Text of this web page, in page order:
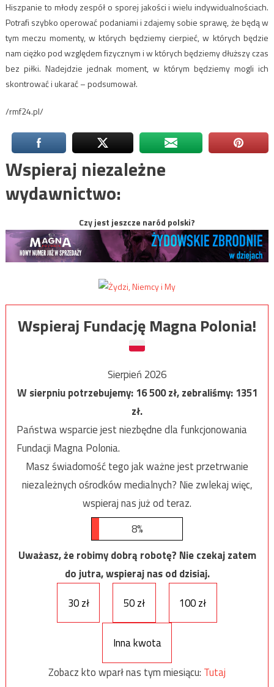
Hiszpanie to młody zespół o sporej jakości i wielu indywidualnościach.
Potrafi szybko operować podaniami i zdajemy sobie sprawę, że będą w
tym meczu momenty, w których będziemy cierpieć, w których będzie
nam ciężko pod względem fizycznym i w których będziemy dłuższy czas
bez piłki. Nadejdzie jednak moment, w którym będziemy mogli ich
skontrować i ukarać – podsumował.
/rmf24.pl/
Wspieraj niezależne
wydawnictwo:
Czy jest jeszcze naród polski?
Wspieraj Fundację Magna Polonia!
Sierpień 2026
W sierpniu potrzebujemy:16 500zł, zebraliśmy:1351
zł.
Państwa wsparcie jest niezbędne dla funkcjonowania
Fundacji Magna Polonia.
Masz świadomość tego jak ważne jest przetrwanie
niezależnych ośrodków medialnych? Nie zwlekaj więc,
wspieraj nas już od teraz.
8%
Uważasz, że robimy dobrą robotę? Nie czekaj zatem
do jutra, wspieraj nas od dzisiaj.
30 zł
50 zł 100 zł
Inna kwota
Zobacz kto wparł nas tym miesiącu: Tutaj